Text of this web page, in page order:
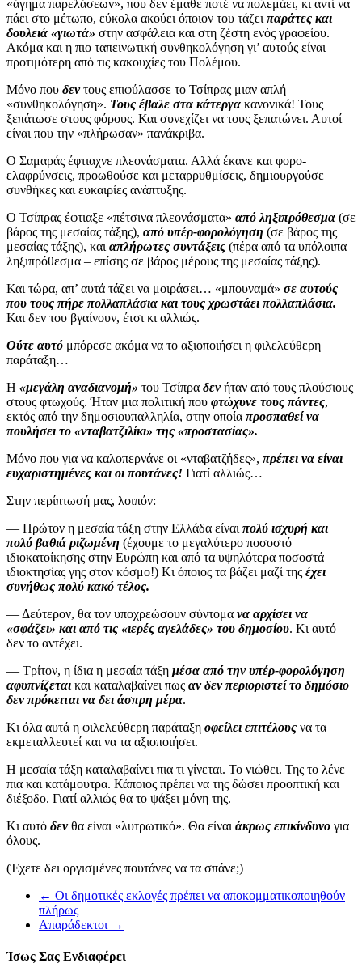
«άγημα παρελάσεων», που δεν έμαθε ποτέ να πολεμάει, κι αντί να
πάει στο μέτωπο, εύκολα ακούει όποιον του τάζει παράτες και
δουλειά «γιωτά» στην ασφάλεια και στη ζέστη ενός γραφείου.
Ακόμα και η πιο ταπεινωτική συνθηκολόγηση γι’ αυτούς είναι
προτιμότερη από τις κακουχίες του Πολέμου.
Μόνο που δεντους επιφύλασσε το Τσίπρας μιαν απλή
«συνθηκολόγηση». Τους έβαλε στα κάτεργα κανονικά! Τους
ξεπάτωσε στους φόρους. Και συνεχίζει να τους ξεπατώνει. Αυτοί
είναι που την «πλήρωσαν» πανάκριβα.
Ο Σαμαράς έφτιαχνε πλεονάσματα. Αλλά έκανε και φορο-
ελαφρύνσεις, προωθούσε και μεταρρυθμίσεις, δημιουργούσε
συνθήκες και ευκαιρίες ανάπτυξης.
Ο Τσίπρας έφτιαξε «πέτσινα πλεονάσματα» από ληξιπρόθεσμα (σε
βάρος της μεσαίας τάξης), από υπέρ-φορολόγηση (σε βάρος της
μεσαίας τάξης), και απλήρωτες συντάξεις (πέρα από τα υπόλοιπα
ληξιπρόθεσμα – επίσης σε βάρος μέρους της μεσαίας τάξης).
Και τώρα, απ’ αυτά τάζει να μοιράσει… «μπουναμά» σε αυτούς
που τους πήρε πολλαπλάσια και τους χρωστάει πολλαπλάσια.
Και δεν του βγαίνουν, έτσι κι αλλιώς.
Ούτε αυτό μπόρεσε ακόμα να το αξιοποιήσει η φιλελεύθερη
παράταξη…
Η «μεγάλη αναδιανομή» του Τσίπρα δενήταν από τους πλούσιους
στους φτωχούς. Ήταν μια πολιτική που φτώχυνε τους πάντες,
εκτός από την δημοσιουπαλληλία, στην οποία προσπαθεί να
πουλήσει το «νταβατζιλίκι» της «προστασίας».
Μόνο που για να καλοπερνάνε οι «νταβατζήδες», πρέπει να είναι
ευχαριστημένες και οι πουτάνες! Γιατί αλλιώς…
Στην περίπτωσή μας, λοιπόν:
— Πρώτον η μεσαία τάξη στην Ελλάδα είναι πολύ ισχυρή και
πολύ βαθιά ριζωμένη (έχουμε το μεγαλύτερο ποσοστό
ιδιοκατοίκησης στην Ευρώπη και από τα υψηλότερα ποσοστά
ιδιοκτησίας γης στον κόσμο!) Κι όποιος τα βάζει μαζί της έχει
συνήθως πολύ κακό τέλος.
— Δεύτερον, θα τον υποχρεώσουν σύντομα να αρχίσει να
«σφάζει» και από τις «ιερές αγελάδες» του δημοσίου. Κι αυτό
δεν το αντέχει.
— Τρίτον, η ίδια η μεσαία τάξη μέσα από την υπέρ-φορολόγηση
αφυπνίζεται και καταλαβαίνει πως αν δεν περιοριστεί το δημόσιο
δεν πρόκειται να δει άσπρη μέρα.
Κι όλα αυτά η φιλελεύθερη παράταξη οφείλει επιτέλους να τα
εκμεταλλευτεί και να τα αξιοποιήσει.
Η μεσαία τάξη καταλαβαίνει πια τι γίνεται. Το νιώθει. Της το λένε
πια και κατάμουτρα. Κάποιος πρέπει να της δώσει προοπτική και
διέξοδο. Γιατί αλλιώς θα το ψάξει μόνη της.
Κι αυτό δενθα είναι «λυτρωτικό». Θα είναι άκρως επικίνδυνο για
όλους.
(Έχετε δει οργισμένες πουτάνες να τα σπάνε;)
← Οι δημοτικές εκλογές πρέπει να αποκομματικοποιηθούν
πλήρως
Απαράδεκτοι →
Ίσως Σας Ενδιαφέρει